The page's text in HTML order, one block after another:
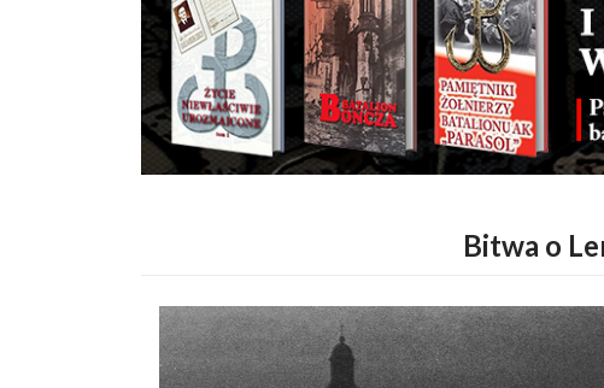
Bitwa o